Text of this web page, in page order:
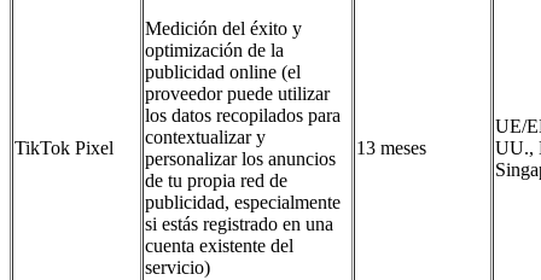
TikTok Pixel
Medición del éxito y
optimización de la
publicidad online (el
proveedor puede utilizar
los datos recopilados para
contextualizar y
personalizar los anuncios
de tu propia red de
publicidad, especialmente
si estás registrado en una
cuenta existente del
servicio)
13 meses
UE/
UU.,